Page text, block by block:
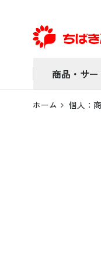
商品・サー
ホーム 個人：